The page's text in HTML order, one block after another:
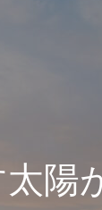
陽